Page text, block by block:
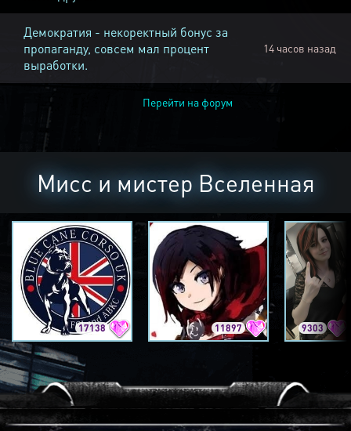
Демократия - некоректный бонус за
пропаганду, совсем мал процент
выработки.
14 часов назад
Перейти на форум
Мисс и мистер Вселенная
17138 11897 9303